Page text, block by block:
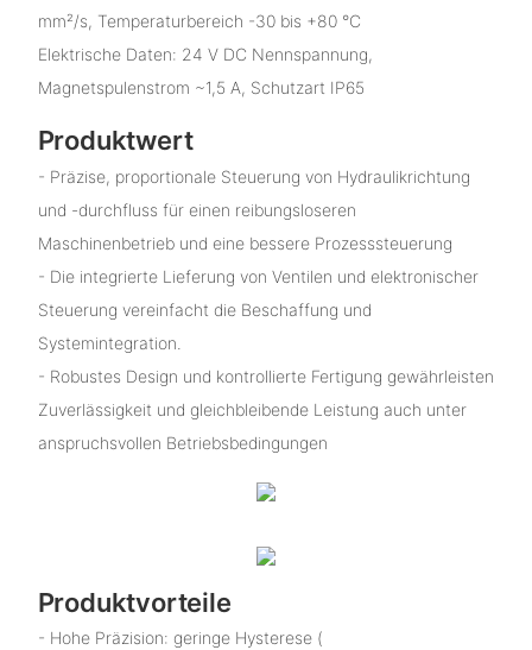
mm²/s, Temperaturbereich -30 bis +80 °C
Elektrische Daten: 24 V DC Nennspannung,
Magnetspulenstrom ~1,5 A, Schutzart IP65
Produktwert
- Präzise, ​​proportionale Steuerung von Hydraulikrichtung
und -durchfluss für einen reibungsloseren
Maschinenbetrieb und eine bessere Prozesssteuerung
- Die integrierte Lieferung von Ventilen und elektronischer
Steuerung vereinfacht die Beschaffung und
Systemintegration.
- Robustes Design und kontrollierte Fertigung gewährleisten
Zuverlässigkeit und gleichbleibende Leistung auch unter
anspruchsvollen Betriebsbedingungen
Produktvorteile
- Hohe Präzision: geringe Hysterese (